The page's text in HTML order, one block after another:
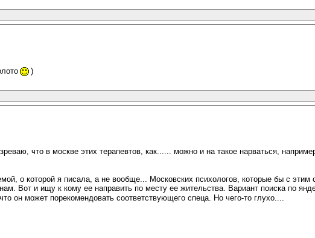
)
что в москве этих терапевтов, как...... можно и на такое нарваться,
о которой я писала, а не вообще... Московских психологов, которые бы с
Вот и ищу к кому ее направить по месту ее жительства. Вариант поиска по
он может порекомендовать соответствующего спеца. Но чего-то глухо....